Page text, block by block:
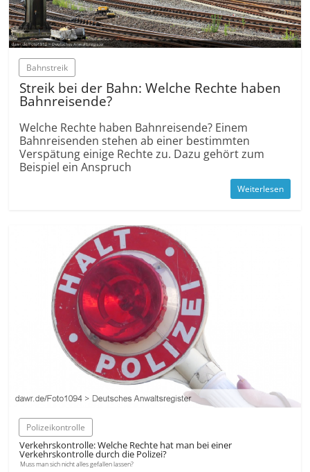
Bahnstreik
Streik bei der Bahn: Welche Rechte haben
Bahnreisende?
Welche Rechte haben Bahnreisende? Einem
Bahnreisenden stehen ab einer bestimmten
Verspätung einige Rechte zu. Dazu gehört zum
Beispiel ein Anspruch
Weiterlesen
Polizeikontrolle
Verkehrskontrolle: Welche Rechte hat man bei einer
Verkehrskontrolle durch die Polizei?
Muss man sich nicht alles gefallen lassen?